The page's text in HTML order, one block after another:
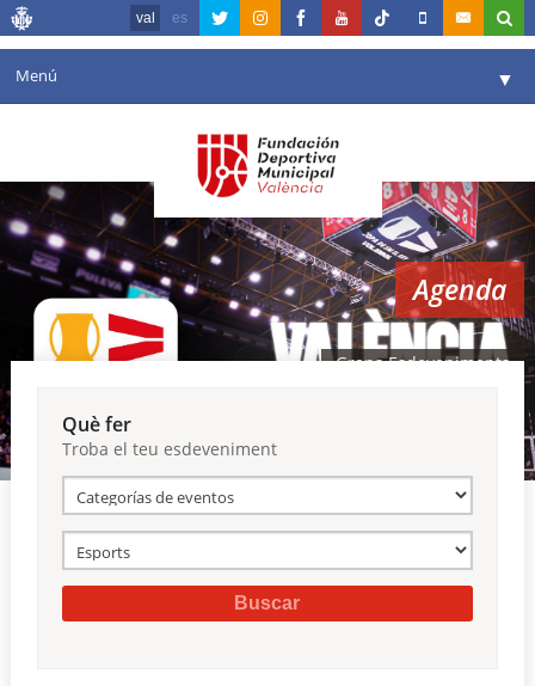
val es
Menú ▼
Agenda
Instal·lacions ▼
Comunicació ▼
València en esport ▼
Reserves
Agenda
Grans Esdeveniments
Què fer
Troba el teu esdeveniment